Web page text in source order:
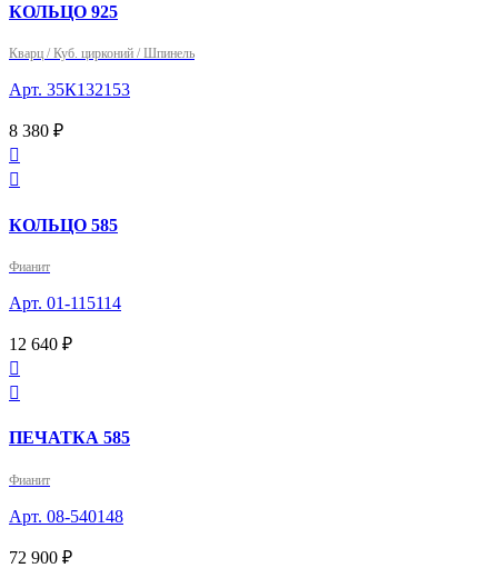
КОЛЬЦО 925
Кварц / Куб. цирконий / Шпинель
Арт. 35К132153
8 380 ₽


КОЛЬЦО 585
Фианит
Арт. 01-115114
12 640 ₽


ПЕЧАТКА 585
Фианит
Арт. 08-540148
72 900 ₽